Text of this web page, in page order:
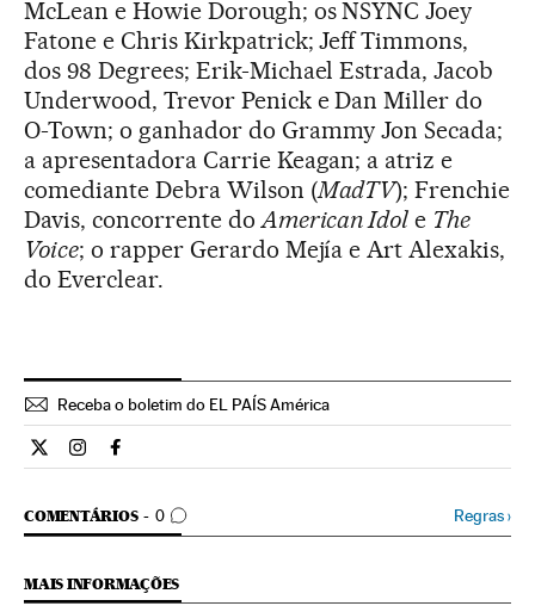
McLean e Howie Dorough; os NSYNC Joey
Fatone e Chris Kirkpatrick; Jeff Timmons,
dos 98 Degrees; Erik-Michael Estrada, Jacob
Underwood, Trevor Penick e Dan Miller do
O-Town; o ganhador do Grammy Jon Secada;
a apresentadora Carrie Keagan; a atriz e
comediante Debra Wilson (MadTV); Frenchie
Davis, concorrente do American Idol e The
Voice; o rapper Gerardo Mejía e Art Alexakis,
do Everclear.
Receba o boletim do EL PAÍS América
Cultura El País Brasil en Twitter
Cultura El País Brasil en Instagram
Cultura El País Brasil en Facebook
COMENTÁRIOS 0
COMENTÁRIOS Regras›
MAIS INFORMAÇÕES